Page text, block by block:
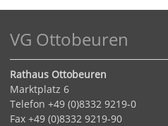
VG Ottobeuren
Rathaus Ottobeuren
Marktplatz 6
Telefon +49 (0)8332 9219-0
Fax +49 (0)8332 9219-90